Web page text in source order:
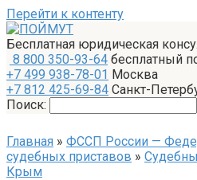
Перейти к контенту
Бесплатная юридическая
8 800 350-93-64 бесплатный
+7 499 938-78-01 Москва
+7 812 425-69-84 Санкт-
Поиск:
Главная » ФССП России —
судебных приставов »
Крым